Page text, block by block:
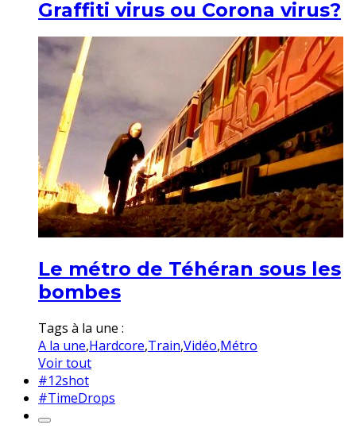
Graffiti virus ou Corona virus?
Le métro de Téhéran sous les
bombes
Tags à la une :
A la une,Hardcore,Train,Vidéo,Métro
Voir tout
#12shot
#TimeDrops